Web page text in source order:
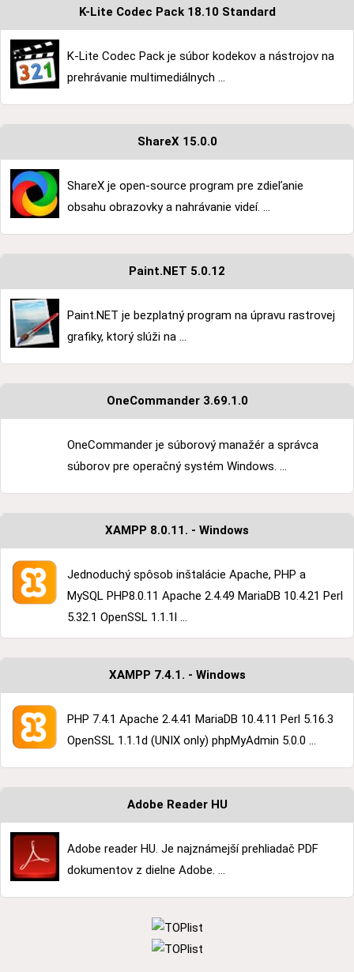
K-Lite Codec Pack 18.10 Standard
K-Lite Codec Pack je súbor kodekov a nástrojov na
prehrávanie multimediálnych ...
ShareX 15.0.0
ShareX je open-source program pre zdieľanie
obsahu obrazovky a nahrávanie videí. ...
Paint.NET 5.0.12
Paint.NET je bezplatný program na úpravu rastrovej
grafiky, ktorý slúži na ...
OneCommander 3.69.1.0
OneCommander je súborový manažér a správca
súborov pre operačný systém Windows. ...
XAMPP 8.0.11. - Windows
Jednoduchý spôsob inštalácie Apache, PHP a
MySQL PHP8.0.11 Apache 2.4.49 MariaDB 10.4.21 Perl
5.32.1 OpenSSL 1.1.1l ...
XAMPP 7.4.1. - Windows
PHP 7.4.1 Apache 2.4.41 MariaDB 10.4.11 Perl 5.16.3
OpenSSL 1.1.1d (UNIX only) phpMyAdmin 5.0.0 ...
Adobe Reader HU
Adobe reader HU. Je najznámejší prehliadač PDF
dokumentov z dielne Adobe. ...